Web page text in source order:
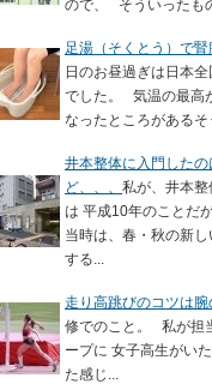
ので、 そういったも
足湯（そくとう）で
日のお昼過ぎは日本
でした。 気温の最高
なったところがあるそ
井本整体に入門した
ど、、、 私が、井本
は 平成10年のこと
当時は、春・秋の新し
する...
走り高跳びのコツは
修でのこと。 私が担
ープに 女子高生がい
た感じ...